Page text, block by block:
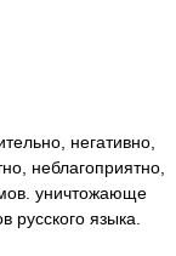
негативно,
неблагоприятно,
уничтожающе
языка.